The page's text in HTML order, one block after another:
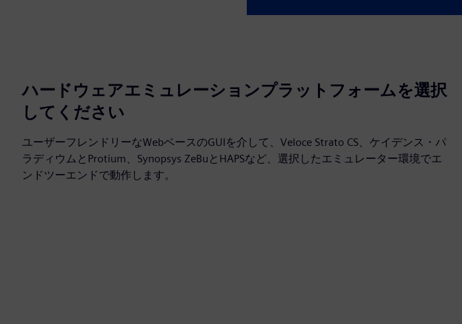
ハードウェアエミュレーションプラットフォームを選択
してください
ユーザーフレンドリーなWebベースのGUIを介して、Veloce Strato CS、ケイデンス・パ
ラディウムとProtium、Synopsys ZeBuとHAPSなど、選択したエミュレーター環境でエ
ンドツーエンドで動作します。